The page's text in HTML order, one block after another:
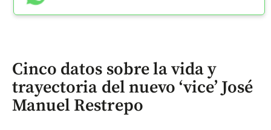
Cinco datos sobre la vida y
trayectoria del nuevo ‘vice’ José
Manuel Restrepo